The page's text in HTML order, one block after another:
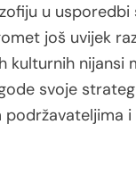
u usporedbi
još uvijek
kulturnih nijansi
svoje
podržavateljima